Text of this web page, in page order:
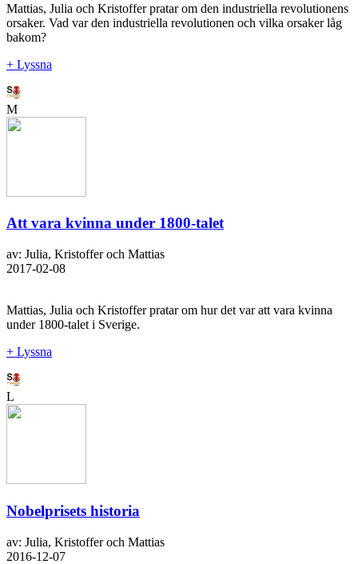
Mattias, Julia och Kristoffer pratar om den industriella revolutionens
orsaker. Vad var den industriella revolutionen och vilka orsaker låg
bakom?
+ Lyssna
M
Att vara kvinna under 1800-talet
av: Julia, Kristoffer och Mattias
2017-02-08
Mattias, Julia och Kristoffer pratar om hur det var att vara kvinna
under 1800-talet i Sverige.
+ Lyssna
L
Nobelprisets historia
av: Julia, Kristoffer och Mattias
2016-12-07